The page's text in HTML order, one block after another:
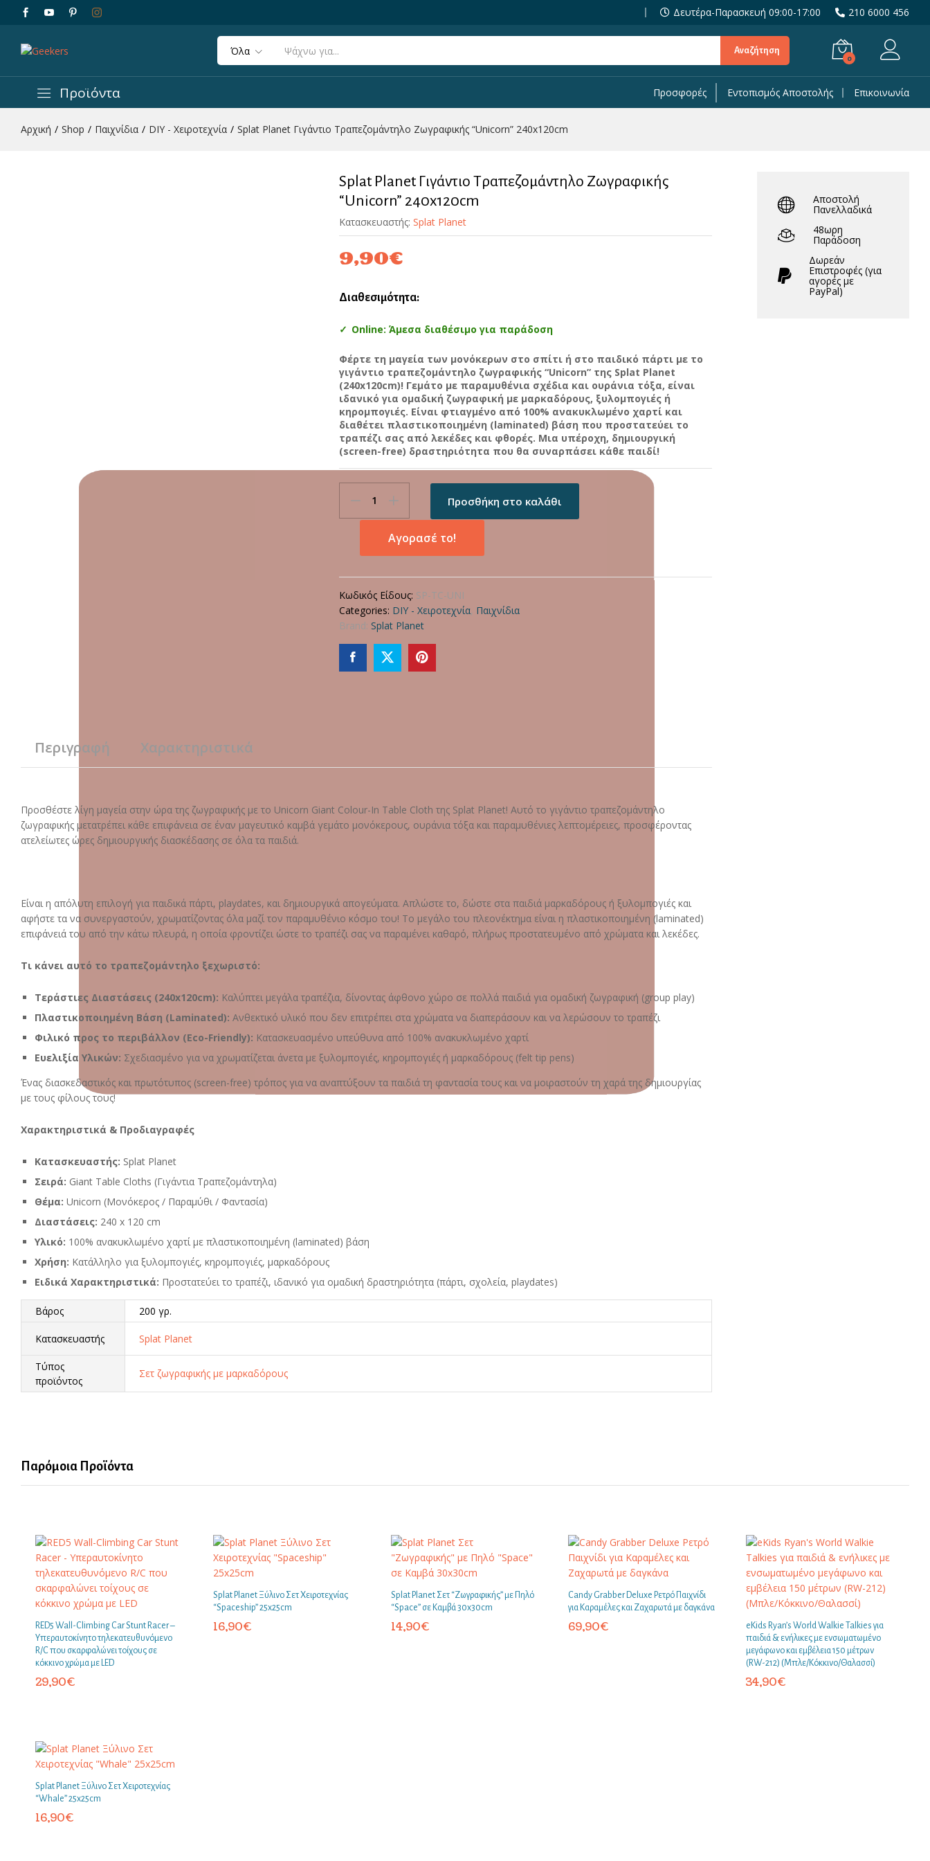
Δευτέρα-Παρασκευή 09:00-17:00 210 6000 456
Όλα Αναζήτηση
0
Προϊόντα Προσφορές Εντοπισμός Αποστολής Επικοινωνία
Αρχική / Shop / Παιχνίδια / DIY - Χειροτεχνία / Splat Planet Γιγάντιο Τραπεζομάντηλο Ζωγραφικής “Unicorn” 240x120cm
Splat Planet Γιγάντιο Τραπεζομάντηλο Ζωγραφικής
“Unicorn” 240x120cm
Κατασκευαστής: Splat Planet
9,90€
Διαθεσιμότητα:
Online: Άμεσα διαθέσιμο για παράδοση
Φέρτε τη μαγεία των μονόκερων στο σπίτι ή στο παιδικό πάρτι με το
γιγάντιο τραπεζομάντηλο ζωγραφικής “Unicorn” της Splat Planet
(240x120cm)! Γεμάτο με παραμυθένια σχέδια και ουράνια τόξα, είναι
ιδανικό για ομαδική ζωγραφική με μαρκαδόρους, ξυλομπογιές ή
κηρομπογιές. Είναι φτιαγμένο από 100% ανακυκλωμένο χαρτί και
διαθέτει πλαστικοποιημένη (laminated) βάση που προστατεύει το
τραπέζι σας από λεκέδες και φθορές. Μια υπέροχη, δημιουργική
(screen-free) δραστηριότητα που θα συναρπάσει κάθε παιδί!
Planet
Γιγάντιο
Τραπεζομάντηλο
240x120cm
quantity
Προσθήκη στο καλάθι
Αγορασέ το!
Κωδικός Είδους: SP-TC-UNI
Categories: DIY - Χειροτεχνία, Παιχνίδια
Brand: Splat Planet
Περιγραφή Χαρακτηριστικά
Προσθέστε λίγη μαγεία στην ώρα της ζωγραφικής με το Unicorn Giant Colour-In Table Cloth της Splat Planet! Αυτό το γιγάντιο τραπεζομάντηλο
ζωγραφικής μετατρέπει κάθε επιφάνεια σε έναν μαγευτικό καμβά γεμάτο μονόκερους, ουράνια τόξα και παραμυθένιες λεπτομέρειες, προσφέροντας
ατελείωτες ώρες δημιουργικής διασκέδασης σε όλα τα παιδιά.
Είναι η απόλυτη επιλογή για παιδικά πάρτι, playdates, και δημιουργικά απογεύματα. Απλώστε το, δώστε στα παιδιά μαρκαδόρους ή ξυλομπογιές και
αφήστε τα να συνεργαστούν, χρωματίζοντας όλα μαζί τον παραμυθένιο κόσμο του! Το μεγάλο του πλεονέκτημα είναι η πλαστικοποιημένη (laminated)
επιφάνειά του από την κάτω πλευρά, η οποία φροντίζει ώστε το τραπέζι σας να παραμένει καθαρό, πλήρως προστατευμένο από χρώματα και λεκέδες.
Τι κάνει αυτό το τραπεζομάντηλο ξεχωριστό:
Τεράστιες Διαστάσεις (240x120cm): Καλύπτει μεγάλα τραπέζια, δίνοντας άφθονο χώρο σε πολλά παιδιά για ομαδική ζωγραφική (group play)
Πλαστικοποιημένη Βάση (Laminated): Ανθεκτικό υλικό που δεν επιτρέπει στα χρώματα να διαπεράσουν και να λερώσουν το τραπέζι
Φιλικό προς το περιβάλλον (Eco-Friendly): Κατασκευασμένο υπεύθυνα από 100% ανακυκλωμένο χαρτί
Ευελιξία Υλικών: Σχεδιασμένο για να χρωματίζεται άνετα με ξυλομπογιές, κηρομπογιές ή μαρκαδόρους (felt tip pens)
Ένας διασκεδαστικός και πρωτότυπος (screen-free) τρόπος για να αναπτύξουν τα παιδιά τη φαντασία τους και να μοιραστούν τη χαρά της δημιουργίας
με τους φίλους τους!
Χαρακτηριστικά & Προδιαγραφές
Κατασκευαστής: Splat Planet
Σειρά: Giant Table Cloths (Γιγάντια Τραπεζομάντηλα)
Θέμα: Unicorn (Μονόκερος / Παραμύθι / Φαντασία)
Διαστάσεις: 240 x 120 cm
Υλικό: 100% ανακυκλωμένο χαρτί με πλαστικοποιημένη (laminated) βάση
Χρήση: Κατάλληλο για ξυλομπογιές, κηρομπογιές, μαρκαδόρους
Ειδικά Χαρακτηριστικά: Προστατεύει το τραπέζι, ιδανικό για ομαδική δραστηριότητα (πάρτι, σχολεία, playdates)
Βάρος 200 γρ.
Κατασκευαστής Splat Planet
Τύπος
προϊόντος
Σετ ζωγραφικής με μαρκαδόρους
Αποστολή
Πανελλαδικά
48ωρη
Παράδοση
Δωρεάν
Eπιστροφές (για
αγορές με
PayPal)
Παρόμοια Προϊόντα
RED5 Wall-Climbing Car Stunt Racer –
Υπεραυτοκίνητο τηλεκατευθυνόμενο
R/C που σκαρφαλώνει τοίχους σε
κόκκινο χρώμα με LED
29,90€
Splat Planet Ξύλινο Σετ Χειροτεχνίας
“Spaceship” 25x25cm
16,90€
Splat Planet Σετ “Ζωγραφικής” με Πηλό
“Space” σε Καμβά 30x30cm
14,90€
Candy Grabber Deluxe Ρετρό Παιχνίδι
για Καραμέλες και Ζαχαρωτά με δαγκάνα
69,90€
eKids Ryan’s World Walkie Talkies για
παιδιά & ενήλικες με ενσωματωμένο
μεγάφωνο και εμβέλεια 150 μέτρων
(RW-212) (Μπλε/Κόκκινο/Θαλασσί)
34,90€
Splat Planet Ξύλινο Σετ Χειροτεχνίας
“Whale” 25x25cm
16,90€
Splat Planet Γιγάντιο Τραπεζομάντηλο Ζωγραφικής “Unicorn” 240x120cm
Περιγραφή Χαρακτηριστικά
9,90€ Προσθήκη στο Καλάθι